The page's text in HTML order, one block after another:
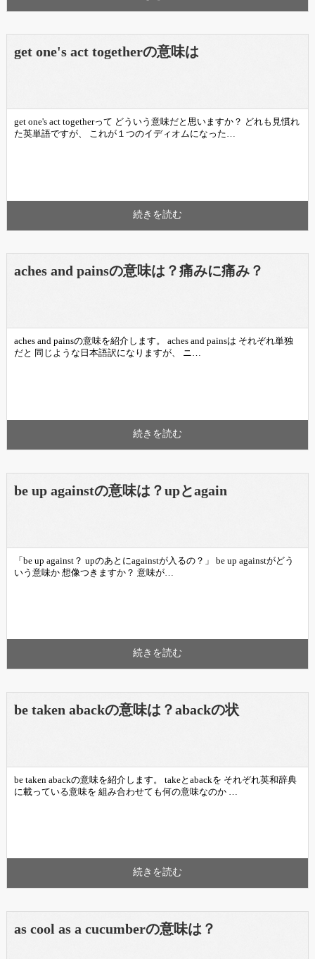
get one's act togetherの意味は
get one's act togetherって どういう意味だと思いますか？ どれも見慣れ
た英単語ですが、 これが１つのイディオムになった…
続きを読む
aches and painsの意味は？痛みに痛み？
aches and painsの意味を紹介します。 aches and painsは それぞれ単独
だと 同じような日本語訳になりますが、 ニ…
続きを読む
be up againstの意味は？upとagain
「be up against？ upのあとにagainstが入るの？」 be up againstがどう
いう意味か 想像つきますか？ 意味が…
続きを読む
be taken abackの意味は？abackの状
be taken abackの意味を紹介します。 takeとabackを それぞれ英和辞典
に載っている意味を 組み合わせても何の意味なのか …
続きを読む
as cool as a cucumberの意味は？